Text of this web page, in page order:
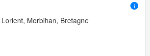
Morbihan, Bretagne